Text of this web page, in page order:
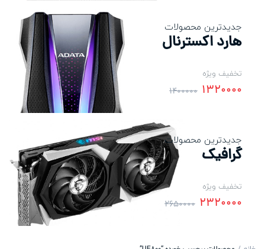
جدیدترین محصولات
هارد اکسترنال
تخفیف ویژه
1400000 1320000
جدیدترین محصولات
گرافیک
تخفیف ویژه
2650000 2320000